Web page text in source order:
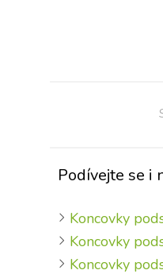
Podívejte se i
Koncovky
Koncovky
Koncovky